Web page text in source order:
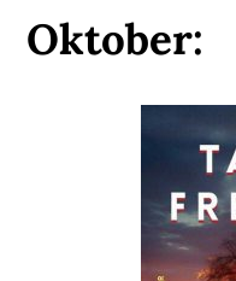
Oktober: